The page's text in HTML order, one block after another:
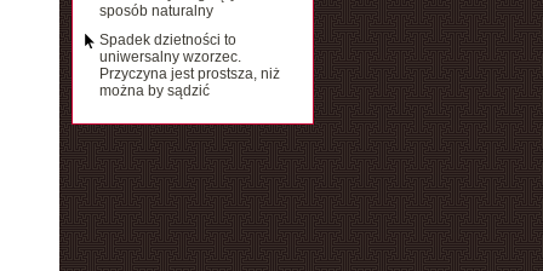
sposób naturalny
Spadek dzietności to
uniwersalny wzorzec.
Przyczyna jest prostsza, niż
można by sądzić